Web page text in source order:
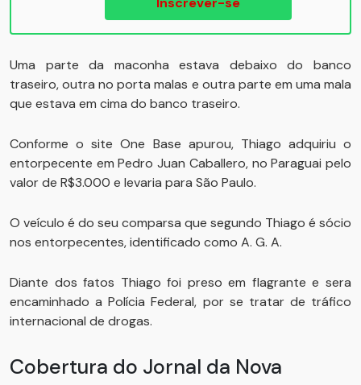
Uma parte da maconha estava debaixo do banco
traseiro, outra no porta malas e outra parte em uma mala
que estava em cima do banco traseiro.
Conforme o site One Base apurou, Thiago adquiriu o
entorpecente em Pedro Juan Caballero, no Paraguai pelo
valor de R$3.000 e levaria para São Paulo.
O veículo é do seu comparsa que segundo Thiago é sócio
nos entorpecentes, identificado como A. G. A.
Diante dos fatos Thiago foi preso em flagrante e sera
encaminhado a Polícia Federal, por se tratar de tráfico
internacional de drogas.
Cobertura do Jornal da Nova